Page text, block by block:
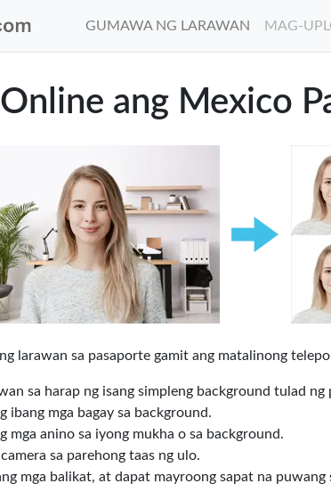
GUMAWA NG LARAWAN MAG-
ang Mexico
larawan sa pasaporte gamit ang matalinong
sa harap ng isang simpleng background tulad
ibang mga bagay sa background.
mga anino sa iyong mukha o sa background.
sa parehong taas ng ulo.
mga balikat, at dapat mayroong sapat na